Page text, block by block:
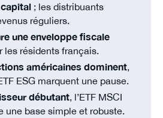
; les distribuants
réguliers.
une enveloppe fiscale
les résidents français.
américaines dominent,
ESG marquent une pause.
débutant, l’ETF MSCI
une base simple et robuste.